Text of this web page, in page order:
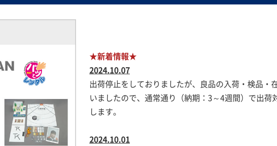
★新着情報★
2024.10.07
出荷停止をしておりましたが、良品の入荷・検品・
いましたので、通常通り（納期：3～4週間）で出荷
します。
2024.10.01